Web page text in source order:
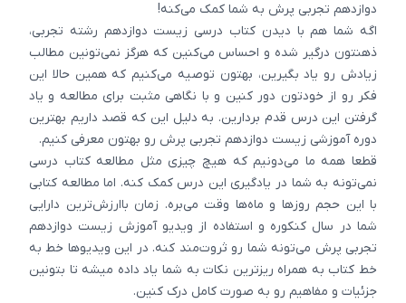
دوازدهم تجربی پرش به شما کمک می‌کنه!
اگه شما هم با دیدن کتاب درسی زیست دوازدهم رشته تجربی،
ذهنتون درگیر شده و احساس می‌کنین که هرگز نمی‌تونین مطالب
زیادش رو یاد بگیرین، بهتون توصیه می‌کنیم که همین حالا این
فکر رو از خودتون دور کنین و با نگاهی مثبت برای مطالعه و یاد
گرفتن این درس قدم بردارین. به دلیل این که قصد داریم بهترین
دوره آموزشی زیست دوازدهم تجربی پرش رو بهتون معرفی کنیم.
قطعا همه ما می‌دونیم که هیچ چیزی مثل مطالعه کتاب درسی
نمی‌تونه به شما در یادگیری این درس کمک کنه. اما مطالعه کتابی
با این حجم روزها و ماه‌ها وقت می‌بره. زمان باارزش‌ترین دارایی
شما در سال کنکوره و استفاده از ویدیو آموزش زیست دوازدهم
تجربی پرش می‌تونه شما رو ثروت‌مند کنه. در این ویدیوها خط به
خط کتاب به همراه ریزترین نکات به شما یاد داده میشه تا بتونین
جزئیات و مفاهیم رو به صورت کامل درک کنین.